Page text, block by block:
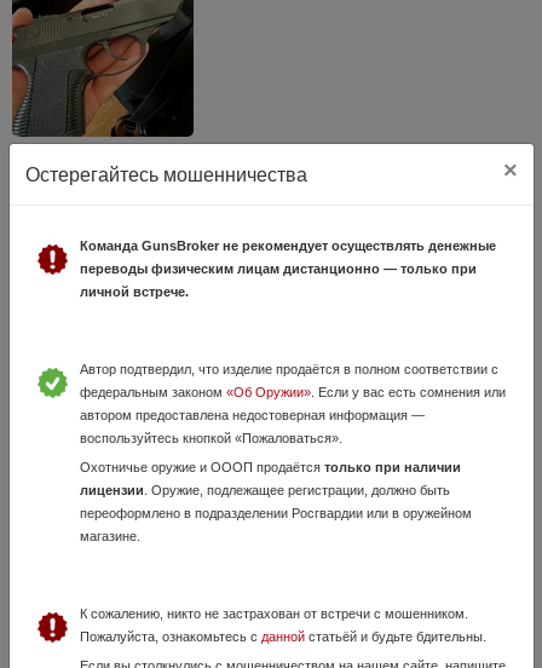
2 Августа, в 09:23
Цена снижена до 12 ноября, ПСМ-Т. ( матовые, шлифованные,
полированные) 9Р.А. Новые, настрел 0, СОЗ ПРОИЗВОДСТВО
ПРЕКРАЩЕНО. Современными патронами с 10ти метров доска 20мм
45 000 руб.
Республика Дагестан, Махачкала
Продажа строго по лицензии,состояние как на фото,в комплекте два
Остерегайтесь мошенничества ×
Команда GunsBroker не рекомендует осуществлять денежные
переводы физическим лицам дистанционно — только при
личной встрече.
Автор подтвердил, что изделие продаётся в полном соответствии с
федеральным законом «Об Оружии». Если у вас есть сомнения или
автором предоставлена недостоверная информация —
воспользуйтесь кнопкой «Пожаловаться».
Охотничье оружие и ОООП продаётся только при наличии
лицензии . Оружие, подлежащее регистрации, должно быть
переоформлено в подразделении Росгвардии или в оружейном
магазине.
К сожалению, никто не застрахован от встречи с мошенником.
Пожалуйста, ознакомьтесь с даннойстатьёй и будьте бдительны.